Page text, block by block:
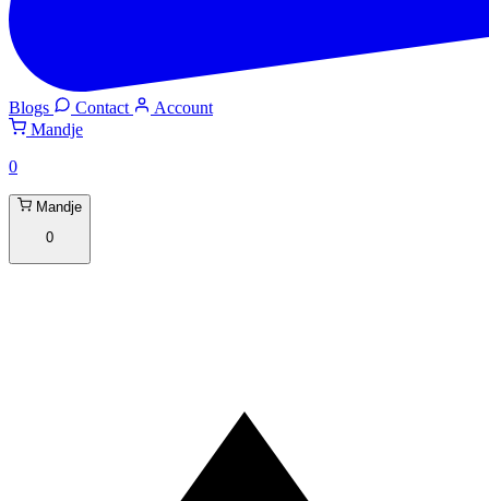
Blogs Contact
Account
Mandje
0
Mandje
0